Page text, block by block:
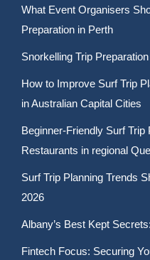
What Event Organisers
Preparation in Perth
Snorkelling Trip
How to Improve Surf Trip
in Australian Capital Cities
Beginner-Friendly Surf
Restaurants in regional
Surf Trip Planning Trends
2026
Albany’s Best Kept
Fintech Focus: Securing